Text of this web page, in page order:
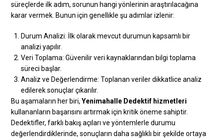
süreçlerde ilk adım, sorunun hangi yönlerinin araştırılacağına
karar vermek. Bunun için genellikle şu adımlar izlenir:
Durum Analizi: İlk olarak mevcut durumun kapsamlı bir
analizi yapılır.
Veri Toplama: Güvenilir veri kaynaklarından bilgi toplama
süreci başlar.
Analiz ve Değerlendirme: Toplanan veriler dikkatlice analiz
edilerek sonuçlar çıkarılır.
Bu aşamaların her biri,Yenimahalle Dedektif hizmetleri
kullananların başarısını artırmak için kritik öneme sahiptir.
Dedektifler, farklı bakış açıları ve yöntemlerle durumu
değerlendirdiklerinde, sonuçların daha sağlıklı bir şekilde ortaya